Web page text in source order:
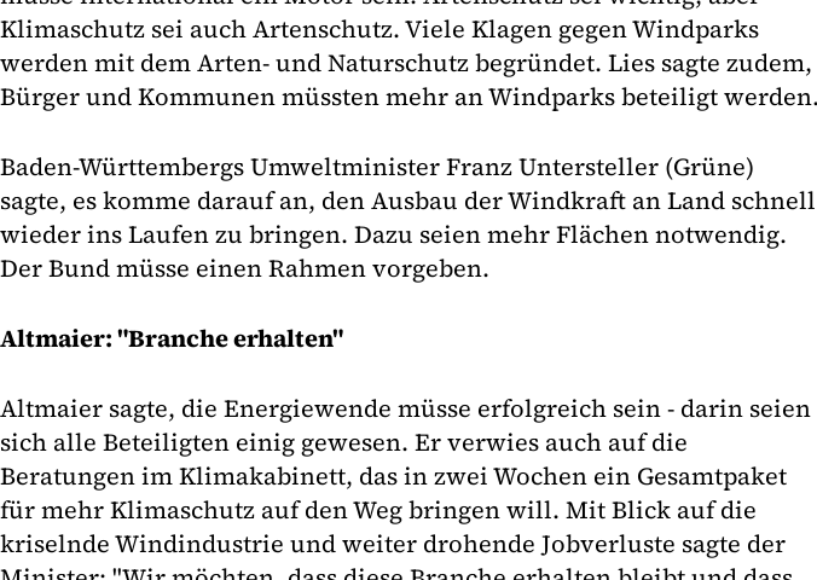
Klimaschutz sei auch Artenschutz. Viele Klagen gegen Windparks
werden mit dem Arten- und Naturschutz begründet. Lies sagte zudem,
Bürger und Kommunen müssten mehr an Windparks beteiligt werden.
Baden-Württembergs Umweltminister Franz Untersteller (Grüne)
sagte, es komme darauf an, den Ausbau der Windkraft an Land schnell
wieder ins Laufen zu bringen. Dazu seien mehr Flächen notwendig.
Der Bund müsse einen Rahmen vorgeben.
Altmaier: "Branche erhalten"
Altmaier sagte, die Energiewende müsse erfolgreich sein - darin seien
sich alle Beteiligten einig gewesen. Er verwies auch auf die
Beratungen im Klimakabinett, das in zwei Wochen ein Gesamtpaket
für mehr Klimaschutz auf den Weg bringen will. Mit Blick auf die
kriselnde Windindustrie und weiter drohende Jobverluste sagte der